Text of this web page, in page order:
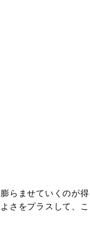
らませていくのが得
さをプラスして、こ